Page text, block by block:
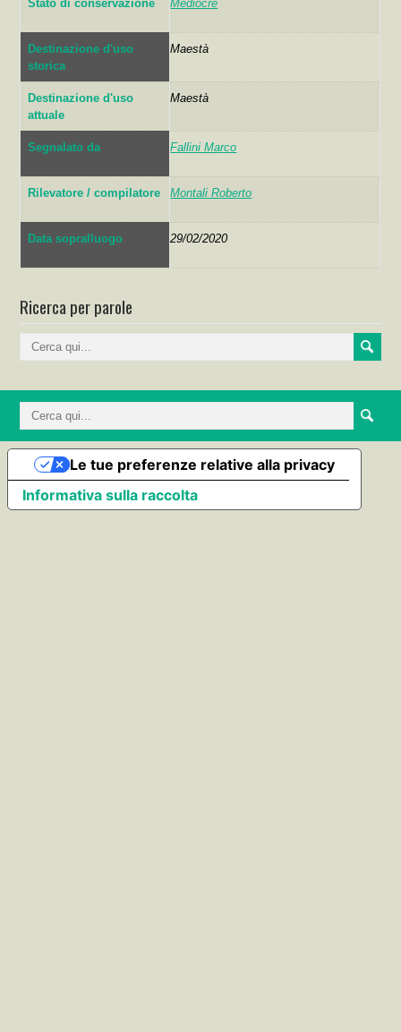
Stato di conservazione Mediocre
Destinazione d'uso
storica
Maestà
Destinazione d'uso
attuale
Maestà
Segnalato da Fallini Marco
Rilevatore / compilatore Montali Roberto
Data sopralluogo 29/02/2020
Ricerca per parole
Informativa sulla raccolta
Le tue preferenze relative alla privacy